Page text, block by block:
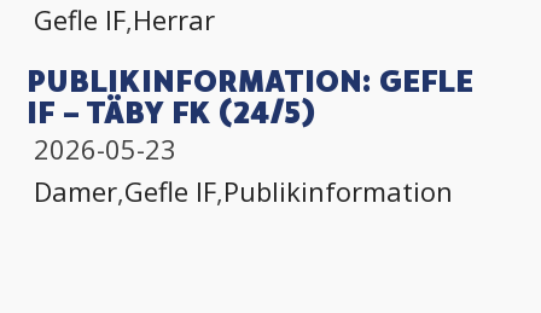
Gefle IF,Herrar
PUBLIKINFORMATION: GEFLE
IF – TÄBY FK (24/5)
2026-05-23
Damer,Gefle IF,Publikinformation